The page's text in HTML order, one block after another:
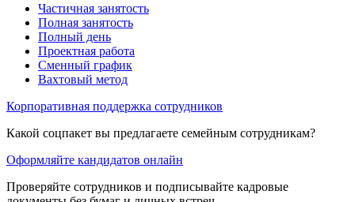
Частичная занятость
Полная занятость
Полный день
Проектная работа
Сменный график
Вахтовый метод
Корпоративная поддержка сотрудников
Какой соцпакет вы предлагаете семейным сотрудникам?
Оформляйте кандидатов онлайн
Проверяйте сотрудников и подписывайте кадровые